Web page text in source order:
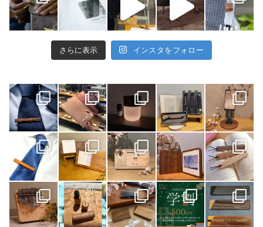
さらに表示 インスタをフォロー